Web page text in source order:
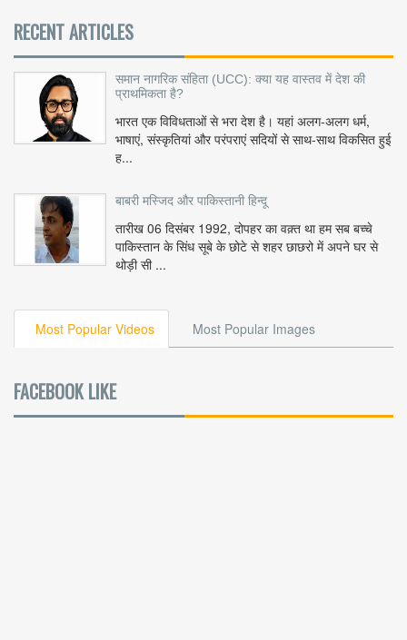
RECENT ARTICLES
समान नागरिक संहिता (UCC): क्या यह वास्तव में देश की
प्राथमिकता है?
भारत एक विविधताओं से भरा देश है। यहां अलग-अलग धर्म,
भाषाएं, संस्कृतियां और परंपराएं सदियों से साथ-साथ विकसित हुई
ह...
बाबरी मस्जिद और पाकिस्तानी हिन्दू
तारीख 06 दिसंबर 1992, दोपहर का वक़्त था हम सब बच्चे
पाकिस्तान के सिंध सूबे के छोटे से शहर छाछरो में अपने घर से
थोड़ी सी ...
Most Popular Videos Most Popular Images
FACEBOOK LIKE